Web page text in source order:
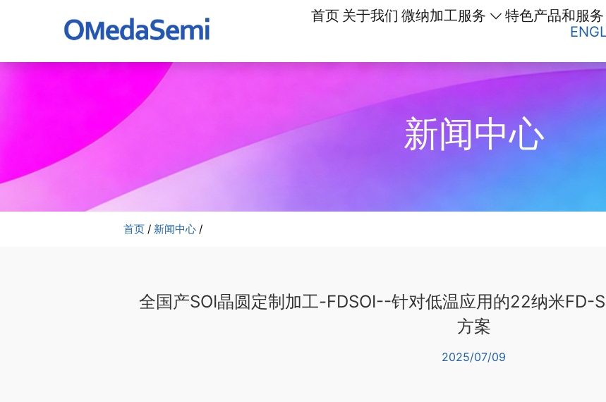
首页 关于我们 微纳加工服务 特色产品和服务
新闻中心
首页/ 新闻中心/
全国产SOI晶圆定制加工-FDSOI--针对低温应用的22纳米FD-
方案
2025/07/09